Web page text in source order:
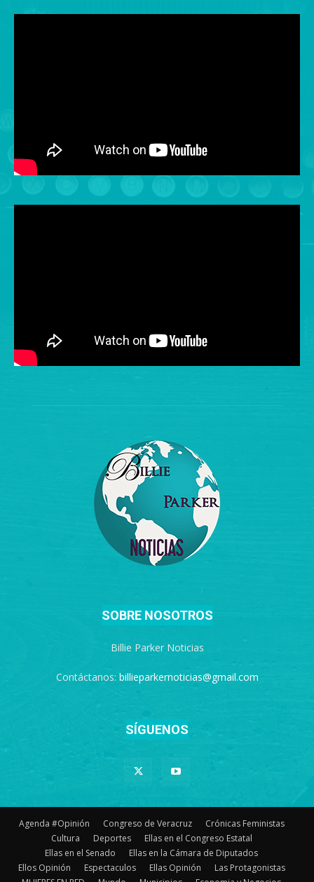
SOBRE NOSOTROS
Billie Parker Noticias
Contáctanos: billieparkernoticias@gmail.com
SÍGUENOS
Agenda #Opinión Congreso de Veracruz
Crónicas Feministas
Cultura
Deportes
Ellas en el Congreso Estatal
Ellas en el Senado
Ellas en la Cámara de Diputados
Ellos Opinión
Espectaculos Ellas Opinión
Las Protagonistas